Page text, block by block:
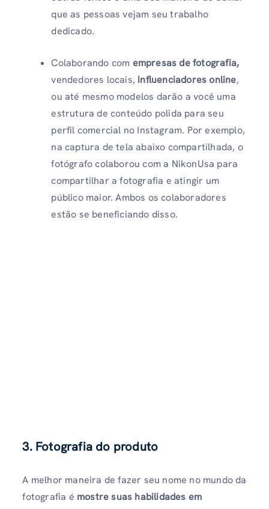
que as pessoas vejam seu trabalho
dedicado.
Colaborando com empresas de fotografia,
vendedores locais, influenciadores online,
ou até mesmo modelos darão a você uma
estrutura de conteúdo polida para seu
perfil comercial no Instagram. Por exemplo,
na captura de tela abaixo compartilhada, o
fotógrafo colaborou com a NikonUsa para
compartilhar a fotografia e atingir um
público maior. Ambos os colaboradores
estão se beneficiando disso.
3. Fotografia do produto
A melhor maneira de fazer seu nome no mundo da
fotografia é mostre suas habilidades em